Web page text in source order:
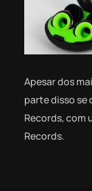
Apesar dos
parte disso se
Records, com
Records.